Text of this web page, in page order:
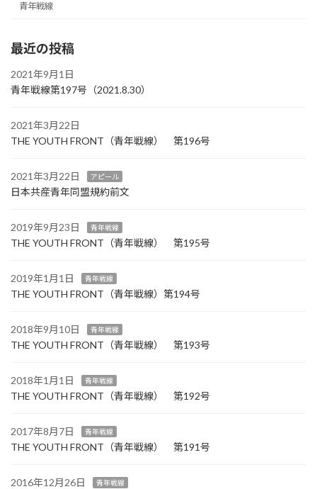
青年戦線
最近の投稿
2021年9月1日
青年戦線第197号（2021.8.30）
2021年3月22日
THE YOUTH FRONT（青年戦線） 第196号
2021年3月22日 アピール
日本共産青年同盟規約前文
2019年9月23日 青年戦線
THE YOUTH FRONT（青年戦線） 第195号
2019年1月1日 青年戦線
THE YOUTH FRONT（青年戦線）第194号
2018年9月10日 青年戦線
THE YOUTH FRONT（青年戦線） 第193号
2018年1月1日 青年戦線
THE YOUTH FRONT（青年戦線） 第192号
2017年8月7日 青年戦線
THE YOUTH FRONT（青年戦線） 第191号
2016年12月26日 青年戦線